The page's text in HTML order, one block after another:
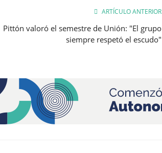
ARTÍCULO ANTERIOR
Pittón valoró el semestre de Unión: "El grupo
siempre respetó el escudo"